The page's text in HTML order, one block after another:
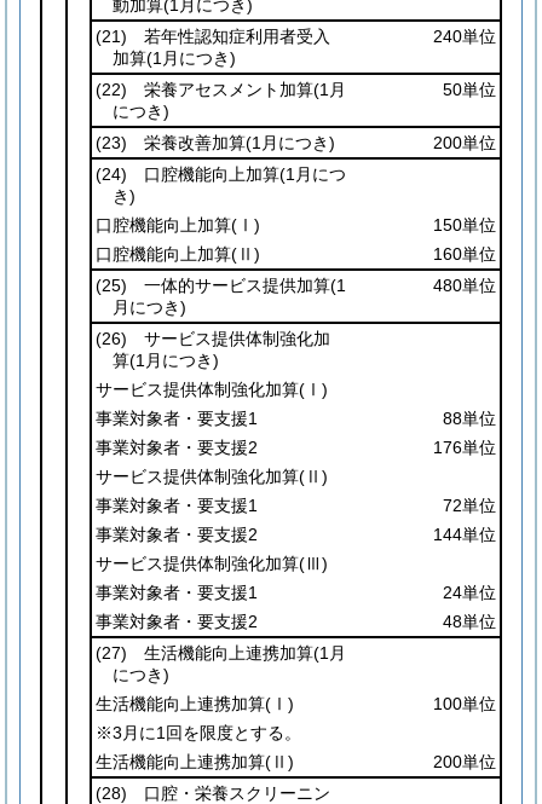
動加算(1月につき)
(21) 若年性認知症利用者受入
加算(1月につき)
240単位
(22) 栄養アセスメント加算(1月
につき)
50単位
(23) 栄養改善加算(1月につき)
200単位
(24) 口腔機能向上加算(1月につ
き)
口腔機能向上加算(Ⅰ)
150単位
口腔機能向上加算(Ⅱ)
160単位
(25) 一体的サービス提供加算(1
月につき)
480単位
(26) サービス提供体制強化加
算(1月につき)
サービス提供体制強化加算(Ⅰ)
事業対象者・要支援1
88単位
事業対象者・要支援2
176単位
サービス提供体制強化加算(Ⅱ)
事業対象者・要支援1
72単位
事業対象者・要支援2
144単位
サービス提供体制強化加算(Ⅲ)
事業対象者・要支援1
24単位
事業対象者・要支援2
48単位
(27) 生活機能向上連携加算(1月
につき)
生活機能向上連携加算(Ⅰ)
100単位
※3月に1回を限度とする。
生活機能向上連携加算(Ⅱ)
200単位
(28) 口腔・栄養スクリーニン